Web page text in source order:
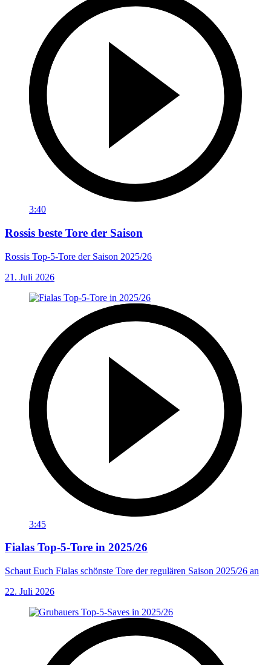
3:40
Rossis beste Tore der Saison
Rossis Top-5-Tore der Saison 2025/26
21. Juli 2026
3:45
Fialas Top-5-Tore in 2025/26
Schaut Euch Fialas schönste Tore der regulären Saison 2025/26 an
22. Juli 2026